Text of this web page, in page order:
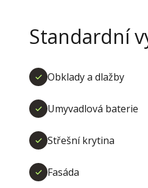
Standardní
Obklady a dlažby
Umyvadlová baterie
Střešní krytina
Fasáda